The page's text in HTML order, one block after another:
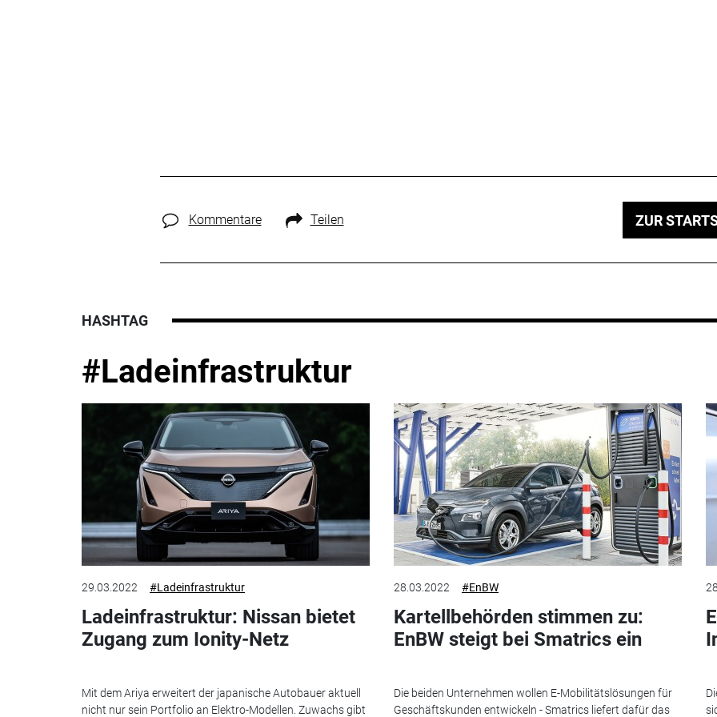
Kommentare Teilen ZUR
HASHTAG
#Ladeinfrastruktur
29.03.2022 #Ladeinfrastruktur
Ladeinfrastruktur: Nissan bietet
Zugang zum Ionity-Netz
Mit dem Ariya erweitert der japanische Autobauer aktuell
nicht nur sein Portfolio an Elektro-Modellen. Zuwachs gibt
28.03.2022 #EnBW
Kartellbehörden stimmen zu:
EnBW steigt bei Smatrics ein
Die beiden Unternehmen wollen E-Mobilitätslösungen für
Geschäftskunden entwickeln - Smatrics liefert dafür das